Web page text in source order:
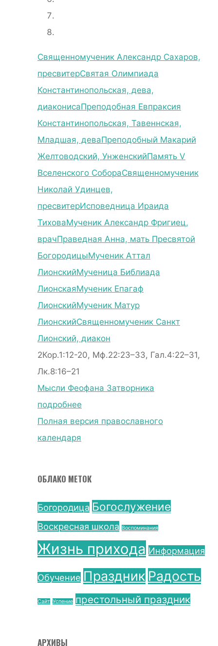
Священномученик Александр Сахаров,
пресвитерСвятая Олимпиада
Константинопольская, дева,
диаконисаПреподобная Евпраксия
Константинопольская, Тавеннская,
Младшая, деваПреподобный Макарий
Желтоводский, УнженскийПамять V
Вселенского СобораСвященномученик
Николай Удинцев,
пресвитерИсповедница Ираида
ТиховаМученик Александр Фригиец,
врачПраведная Анна, мать Пресвятой
БогородицыМученик Аттал
ЛионскийМученица Библиада
ЛионскаяМученик Епагаф
ЛионскийМученик Матур
ЛионскийСвященномученик Санкт
Лионский, диакон
2Кор.1:12-20, Мф.22:23–33, Гал.4:22–31,
Лк.8:16–21
Мысли Феофана Затворника
подробнее
Полная версия православного
календаря
ОБЛАКО МЕТОК
Богородица Богослужение
Воскресная школа Воспоминания
Жизнь прихода Информация
Обучение Праздник Радость
Сайт Успение престольный праздник
АРХИВЫ